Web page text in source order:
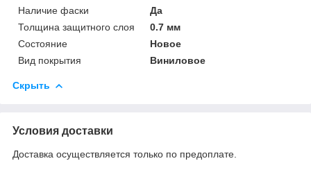
Наличие фаски
Да
Толщина защитного слоя
0.7 мм
Состояние
Новое
Вид покрытия
Виниловое
Скрыть
Условия доставки
Доставка осуществляется только по предоплате.